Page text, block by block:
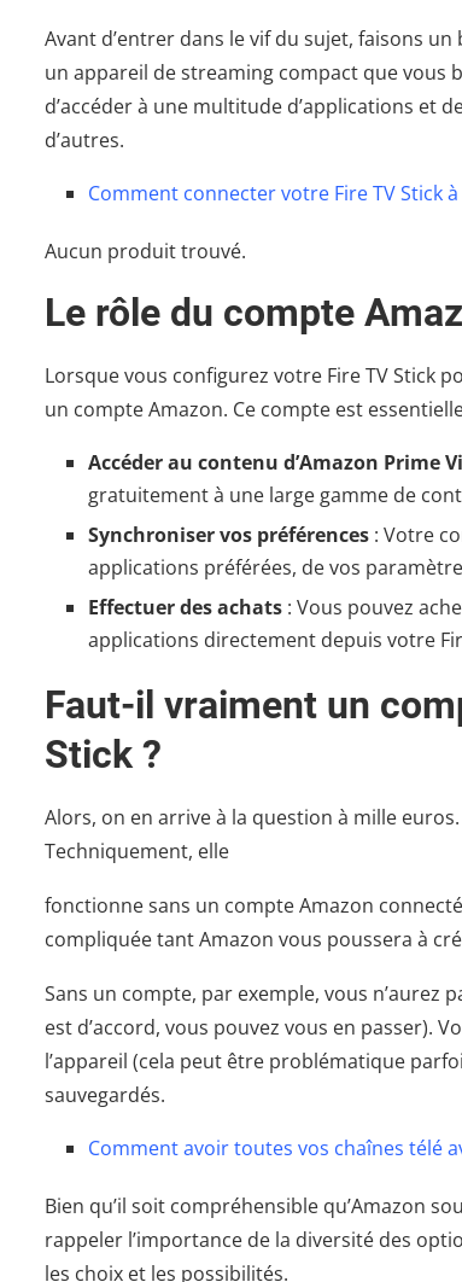
Avant d’entrer dans le vif du sujet, faisons un
un appareil de streaming compact que vous
d’accéder à une multitude d’applications et
d’autres.
Comment connecter votre Fire TV Stick
Aucun produit trouvé.
Le rôle du compte
Lorsque vous configurez votre Fire TV Stick
un compte Amazon. Ce compte est
Accéder au contenu d’Amazon Prime
gratuitement à une large gamme de
Synchroniser vos préférences : Votre
applications préférées, de vos
Effectuer des achats : Vous pouvez
applications directement depuis votre
Faut-il vraiment un
Stick ?
Alors, on en arrive à la question à mille
Techniquement, elle
fonctionne sans un compte Amazon
compliquée tant Amazon vous poussera à
Sans un compte, par exemple, vous n’aurez
est d’accord, vous pouvez vous en passer).
l’appareil (cela peut être problématique
sauvegardés.
Comment avoir toutes vos chaînes télé
Bien qu’il soit compréhensible qu’Amazon
rappeler l’importance de la diversité des
les choix et les possibilités.